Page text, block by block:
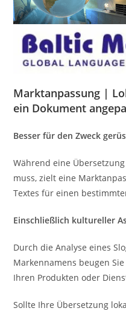
Marktanpassung |
ein Dokument
Besser für den Zweck
Während eine
muss, zielt eine
Textes für einen
Einschließlich kultureller
Durch die Analyse eines
Markennamens beugen
Ihren Produkten oder
Sollte Ihre Übersetzung